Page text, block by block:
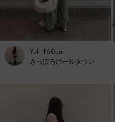
Yui 160cm
さっぽろポールタウン